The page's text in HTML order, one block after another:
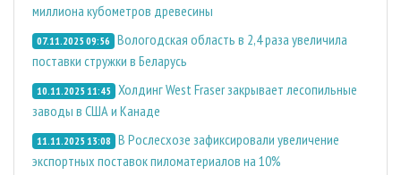
миллиона кубометров древесины
07.11.2025 09:56 Вологодская область в 2,4 раза увеличила
поставки стружки в Беларусь
10.11.2025 11:45 Холдинг West Fraser закрывает лесопильные
заводы в США и Канаде
11.11.2025 13:08 В Рослесхозе зафиксировали увеличение
экспортных поставок пиломатериалов на 10%